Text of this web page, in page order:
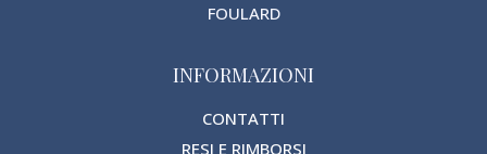
FOULARD
INFORMAZIONI
CONTATTI
RESI E RIMBORSI